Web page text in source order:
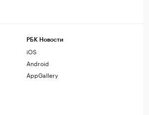
РБК Новости
iOS
Android
AppGallery